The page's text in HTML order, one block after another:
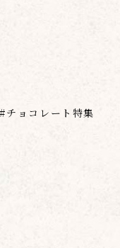
#チョコレート特集